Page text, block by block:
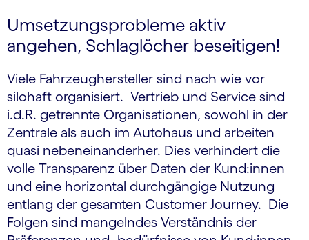
Umsetzungsprobleme aktiv
angehen, Schlaglöcher beseitigen!
Viele Fahrzeughersteller sind nach wie vor
silohaft organisiert. Vertrieb und Service sind
i.d.R. getrennte Organisationen, sowohl in der
Zentrale als auch im Autohaus und arbeiten
quasi nebeneinanderher. Dies verhindert die
volle Transparenz über Daten der Kund:innen
und eine horizontal durchgängige Nutzung
entlang der gesamten Customer Journey. Die
Folgen sind mangelndes Verständnis der